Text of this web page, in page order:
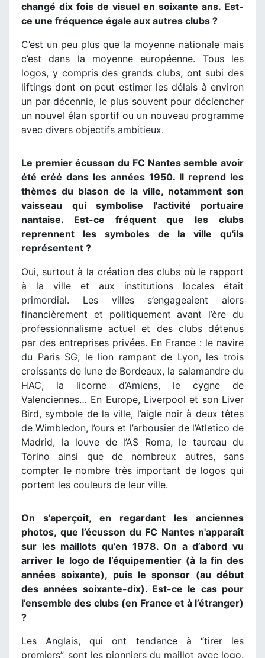
changé dix fois de visuel en soixante ans. Est-
ce une fréquence égale aux autres clubs ?
C’est un peu plus que la moyenne nationale mais
c’est dans la moyenne européenne. Tous les
logos, y compris des grands clubs, ont subi des
liftings dont on peut estimer les délais à environ
un par décennie, le plus souvent pour déclencher
un nouvel élan sportif ou un nouveau programme
avec divers objectifs ambitieux.
Le premier écusson du FC Nantes semble avoir
été créé dans les années 1950. Il reprend les
thèmes du blason de la ville, notamment son
vaisseau qui symbolise l'activité portuaire
nantaise. Est-ce fréquent que les clubs
reprennent les symboles de la ville qu'ils
représentent ?
Oui, surtout à la création des clubs où le rapport
à la ville et aux institutions locales était
primordial. Les villes s’engageaient alors
financièrement et politiquement avant l’ère du
professionnalisme actuel et des clubs détenus
par des entreprises privées. En France : le navire
du Paris SG, le lion rampant de Lyon, les trois
croissants de lune de Bordeaux, la salamandre du
HAC, la licorne d’Amiens, le cygne de
Valenciennes… En Europe, Liverpool et son Liver
Bird, symbole de la ville, l’aigle noir à deux têtes
de Wimbledon, l’ours et l’arbousier de l’Atletico de
Madrid, la louve de l’AS Roma, le taureau du
Torino ainsi que de nombreux autres, sans
compter le nombre très important de logos qui
portent les couleurs de leur ville.
On s’aperçoit, en regardant les anciennes
photos, que l’écusson du FC Nantes n'apparaît
sur les maillots qu’en 1978. On a d’abord vu
arriver le logo de l’équipementier (à la fin des
années soixante), puis le sponsor (au début
des années soixante-dix). Est-ce le cas pour
l’ensemble des clubs (en France et à l’étranger)
?
Les Anglais, qui ont tendance à “tirer les
premiers”, sont les pionniers du maillot avec logo.